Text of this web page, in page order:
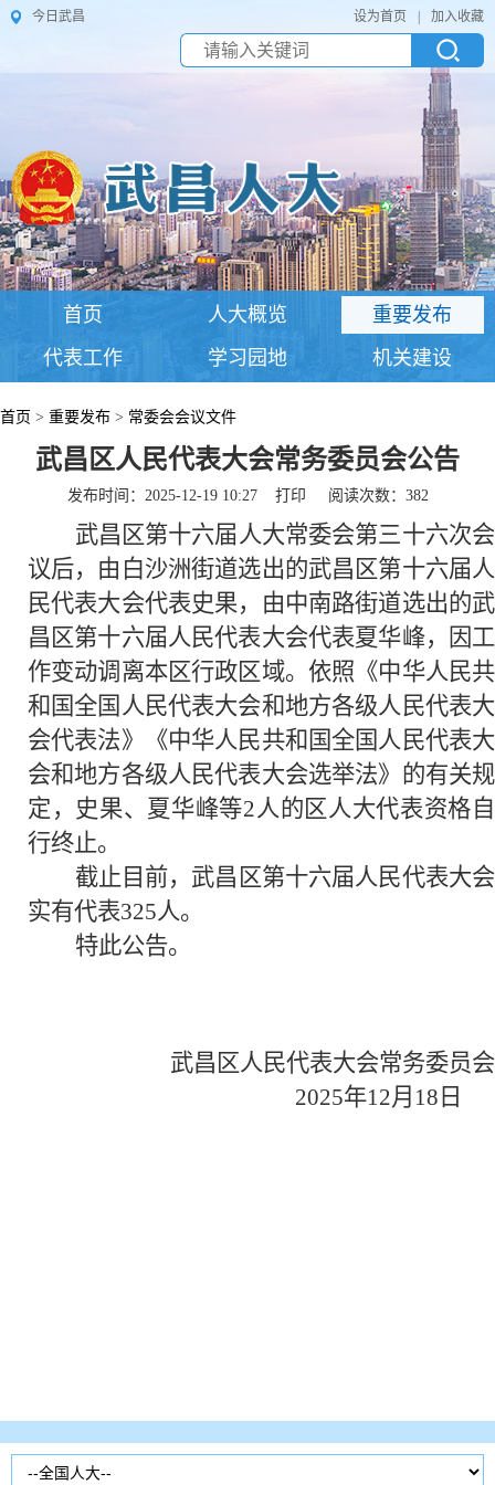
今日武昌 设为首页 加入收藏
首页 人大概览
重要发布
代表工作
学习园地 机关建设
首页 > 重要发布 > 常委会会议文件
武昌区人民代表大会常务委员会公告
发布时间：2025-12-19 10:27 打印 阅读次数： 382
武昌区第十六届人大常委会第三十六次会
议后，由白沙洲街道选出的武昌区第十六届人
民代表大会代表史果，由中南路街道选出的武
昌区第十六届人民代表大会代表夏华峰，因工
作变动调离本区行政区域。依照《中华人民共
和国全国人民代表大会和地方各级人民代表大
会代表法》《中华人民共和国全国人民代表大
会和地方各级人民代表大会选举法》的有关规
定，史果、夏华峰等2人的区人大代表资格自
行终止。
截止目前，武昌区第十六届人民代表大会
实有代表325人。
特此公告。
武昌区人民代表大会常务委员会
2025年12月18日